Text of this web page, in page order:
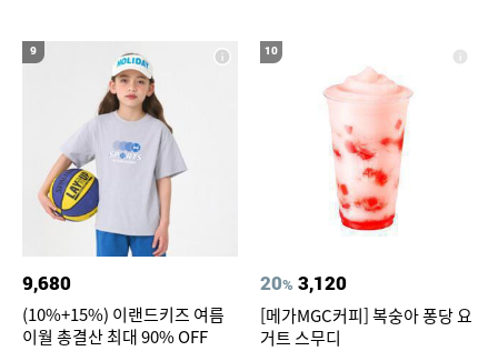
9
9,680
(10%+15%) 이랜드키즈 여름
이월 총결산 최대 90% OFF
10
20% 3,120
[메가MGC커피] 복숭아 퐁당 요
거트 스무디